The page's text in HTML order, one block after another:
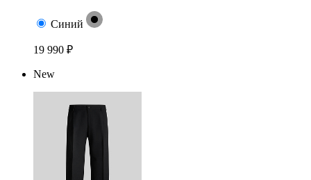
Синий
19 990 ₽
New